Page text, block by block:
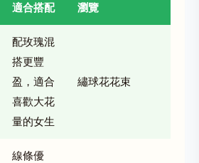
適合搭配 瀏覽
配玫瑰混
搭更豐
盈，適合
喜歡大花
量的女生
繡球花花束
線條優